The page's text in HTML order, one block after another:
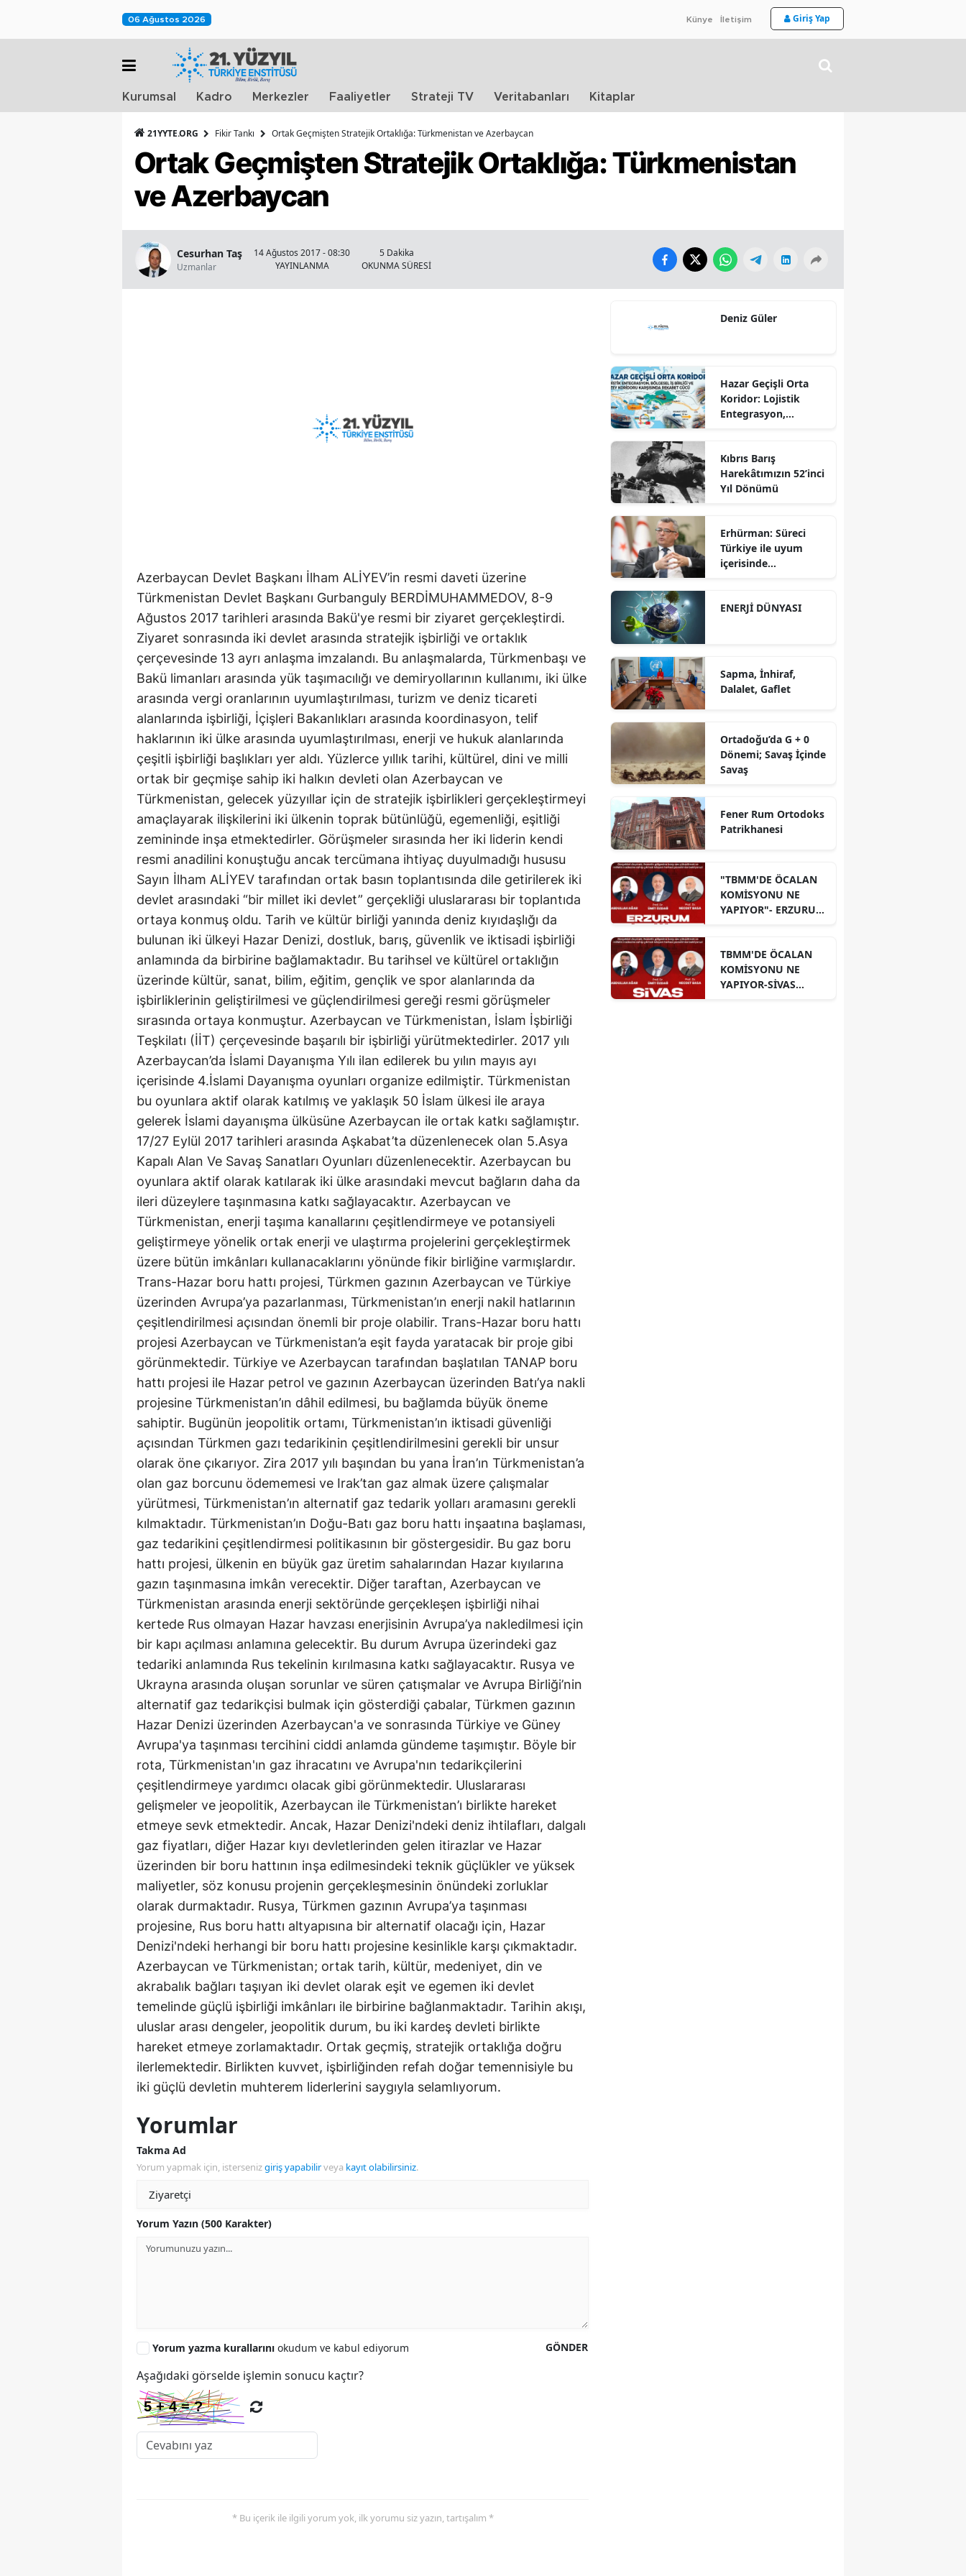
06 Ağustos 2026 Künye İletişim Giriş Yap
Kurumsal Kadro Merkezler Faaliyetler Strateji TV Veritabanları Kitaplar
21YYTE.ORG Fikir Tankı Ortak Geçmişten Stratejik Ortaklığa: Türkmenistan ve Azerbaycan
Ortak Geçmişten Stratejik Ortaklığa: Türkmenistan
ve Azerbaycan
Cesurhan Taş
Uzmanlar
14 Ağustos 2017 - 08:30
YAYINLANMA
5 Dakika
OKUNMA SÜRESİ
Azerbaycan Devlet Başkanı İlham ALİYEV’in resmi daveti üzerine
Türkmenistan Devlet Başkanı Gurbanguly BERDİMUHAMMEDOV, 8-9
Ağustos 2017 tarihleri arasında Bakü'ye resmi bir ziyaret gerçekleştirdi.
Ziyaret sonrasında iki devlet arasında stratejik işbirliği ve ortaklık
çerçevesinde 13 ayrı anlaşma imzalandı. Bu anlaşmalarda, Türkmenbaşı ve
Bakü limanları arasında yük taşımacılığı ve demiryollarının kullanımı, iki ülke
arasında vergi oranlarının uyumlaştırılması, turizm ve deniz ticareti
alanlarında işbirliği, İçişleri Bakanlıkları arasında koordinasyon, telif
haklarının iki ülke arasında uyumlaştırılması, enerji ve hukuk alanlarında
çeşitli işbirliği başlıkları yer aldı. Yüzlerce yıllık tarihi, kültürel, dini ve milli
ortak bir geçmişe sahip iki halkın devleti olan Azerbaycan ve
Türkmenistan, gelecek yüzyıllar için de stratejik işbirlikleri gerçekleştirmeyi
amaçlayarak ilişkilerini iki ülkenin toprak bütünlüğü, egemenliği, eşitliği
zemininde inşa etmektedirler. Görüşmeler sırasında her iki liderin kendi
resmi anadilini konuştuğu ancak tercümana ihtiyaç duyulmadığı hususu
Sayın İlham ALİYEV tarafından ortak basın toplantısında dile getirilerek iki
devlet arasındaki “bir millet iki devlet” gerçekliği uluslararası bir toplantıda
ortaya konmuş oldu. Tarih ve kültür birliği yanında deniz kıyıdaşlığı da
bulunan iki ülkeyi Hazar Denizi, dostluk, barış, güvenlik ve iktisadi işbirliği
anlamında da birbirine bağlamaktadır. Bu tarihsel ve kültürel ortaklığın
üzerinde kültür, sanat, bilim, eğitim, gençlik ve spor alanlarında da
işbirliklerinin geliştirilmesi ve güçlendirilmesi gereği resmi görüşmeler
sırasında ortaya konmuştur. Azerbaycan ve Türkmenistan, İslam İşbirliği
Teşkilatı (İİT) çerçevesinde başarılı bir işbirliği yürütmektedirler. 2017 yılı
Azerbaycan’da İslami Dayanışma Yılı ilan edilerek bu yılın mayıs ayı
içerisinde 4.İslami Dayanışma oyunları organize edilmiştir. Türkmenistan
bu oyunlara aktif olarak katılmış ve yaklaşık 50 İslam ülkesi ile araya
gelerek İslami dayanışma ülküsüne Azerbaycan ile ortak katkı sağlamıştır.
17/27 Eylül 2017 tarihleri arasında Aşkabat’ta düzenlenecek olan 5.Asya
Kapalı Alan Ve Savaş Sanatları Oyunları düzenlenecektir. Azerbaycan bu
oyunlara aktif olarak katılarak iki ülke arasındaki mevcut bağların daha da
ileri düzeylere taşınmasına katkı sağlayacaktır. Azerbaycan ve
Türkmenistan, enerji taşıma kanallarını çeşitlendirmeye ve potansiyeli
geliştirmeye yönelik ortak enerji ve ulaştırma projelerini gerçekleştirmek
üzere bütün imkânları kullanacaklarını yönünde fikir birliğine varmışlardır.
Trans-Hazar boru hattı projesi, Türkmen gazının Azerbaycan ve Türkiye
üzerinden Avrupa’ya pazarlanması, Türkmenistan’ın enerji nakil hatlarının
çeşitlendirilmesi açısından önemli bir proje olabilir. Trans-Hazar boru hattı
projesi Azerbaycan ve Türkmenistan’a eşit fayda yaratacak bir proje gibi
görünmektedir. Türkiye ve Azerbaycan tarafından başlatılan TANAP boru
hattı projesi ile Hazar petrol ve gazının Azerbaycan üzerinden Batı’ya nakli
projesine Türkmenistan’ın dâhil edilmesi, bu bağlamda büyük öneme
sahiptir. Bugünün jeopolitik ortamı, Türkmenistan’ın iktisadi güvenliği
açısından Türkmen gazı tedarikinin çeşitlendirilmesini gerekli bir unsur
olarak öne çıkarıyor. Zira 2017 yılı başından bu yana İran’ın Türkmenistan’a
olan gaz borcunu ödememesi ve Irak’tan gaz almak üzere çalışmalar
yürütmesi, Türkmenistan’ın alternatif gaz tedarik yolları aramasını gerekli
kılmaktadır. Türkmenistan’ın Doğu-Batı gaz boru hattı inşaatına başlaması,
gaz tedarikini çeşitlendirmesi politikasının bir göstergesidir. Bu gaz boru
hattı projesi, ülkenin en büyük gaz üretim sahalarından Hazar kıyılarına
gazın taşınmasına imkân verecektir. Diğer taraftan, Azerbaycan ve
Türkmenistan arasında enerji sektöründe gerçekleşen işbirliği nihai
kertede Rus olmayan Hazar havzası enerjisinin Avrupa’ya nakledilmesi için
bir kapı açılması anlamına gelecektir. Bu durum Avrupa üzerindeki gaz
tedariki anlamında Rus tekelinin kırılmasına katkı sağlayacaktır. Rusya ve
Ukrayna arasında oluşan sorunlar ve süren çatışmalar ve Avrupa Birliği’nin
alternatif gaz tedarikçisi bulmak için gösterdiği çabalar, Türkmen gazının
Hazar Denizi üzerinden Azerbaycan'a ve sonrasında Türkiye ve Güney
Avrupa'ya taşınması tercihini ciddi anlamda gündeme taşımıştır. Böyle bir
rota, Türkmenistan'ın gaz ihracatını ve Avrupa'nın tedarikçilerini
çeşitlendirmeye yardımcı olacak gibi görünmektedir. Uluslararası
gelişmeler ve jeopolitik, Azerbaycan ile Türkmenistan’ı birlikte hareket
etmeye sevk etmektedir. Ancak, Hazar Denizi'ndeki deniz ihtilafları, dalgalı
gaz fiyatları, diğer Hazar kıyı devletlerinden gelen itirazlar ve Hazar
üzerinden bir boru hattının inşa edilmesindeki teknik güçlükler ve yüksek
maliyetler, söz konusu projenin gerçekleşmesinin önündeki zorluklar
olarak durmaktadır. Rusya, Türkmen gazının Avrupa’ya taşınması
projesine, Rus boru hattı altyapısına bir alternatif olacağı için, Hazar
Denizi'ndeki herhangi bir boru hattı projesine kesinlikle karşı çıkmaktadır.
Azerbaycan ve Türkmenistan; ortak tarih, kültür, medeniyet, din ve
akrabalık bağları taşıyan iki devlet olarak eşit ve egemen iki devlet
temelinde güçlü işbirliği imkânları ile birbirine bağlanmaktadır. Tarihin akışı,
uluslar arası dengeler, jeopolitik durum, bu iki kardeş devleti birlikte
hareket etmeye zorlamaktadır. Ortak geçmiş, stratejik ortaklığa doğru
ilerlemektedir. Birlikten kuvvet, işbirliğinden refah doğar temennisiyle bu
iki güçlü devletin muhterem liderlerini saygıyla selamlıyorum.
Yorumlar
Takma Ad
Yorum yapmak için, istersenizgiriş yapabilirveya kayıt olabilirsiniz.
Yorum Yazın (500 Karakter)
GÖNDER
Yorum yazma kurallarını okudum ve kabul ediyorum
Aşağıdaki görselde işlemin sonucu kaçtır?
* Bu içerik ile ilgili yorum yok, ilk yorumu siz yazın, tartışalım *
Deniz Güler
Hazar Geçişli Orta
Koridor: Lojistik
Entegrasyon,
Karşısında Rekabet
Gücü
Kıbrıs Barış
Harekâtımızın 52’inci
Yıl Dönümü
Erhürman: Süreci
Türkiye ile uyum
içerisinde
ENERJİ DÜNYASI
Sapma, İnhiraf,
Dalalet, Gaflet
Ortadoğu’da G + 0
Dönemi; Savaş İçinde
Savaş
Fener Rum Ortodoks
Patrikhanesi
"TBMM'DE ÖCALAN
KOMİSYONU NE
YAPIYOR"- ERZURUM
TBMM'DE ÖCALAN
KOMİSYONU NE
YAPIYOR-SİVAS